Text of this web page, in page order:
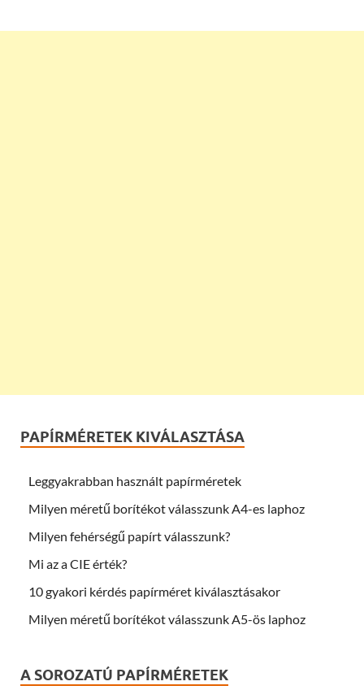
PAPÍRMÉRETEK KIVÁLASZTÁSA
Leggyakrabban használt papírméretek
Milyen méretű borítékot válasszunk A4-es laphoz
Milyen fehérségű papírt válasszunk?
Mi az a CIE érték?
10 gyakori kérdés papírméret kiválasztásakor
Milyen méretű borítékot válasszunk A5-ös laphoz
A SOROZATÚ PAPÍRMÉRETEK